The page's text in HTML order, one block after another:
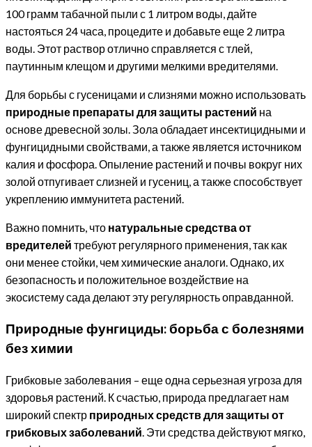
100 грамм табачной пыли с 1 литром воды, дайте
настояться 24 часа, процедите и добавьте еще 2 литра
воды. Этот раствор отлично справляется с тлей,
паутинным клещом и другими мелкими вредителями.
Для борьбы с гусеницами и слизнями можно использовать
природные препараты для защиты растений на
основе древесной золы. Зола обладает инсектицидными и
фунгицидными свойствами, а также является источником
калия и фосфора. Опыление растений и почвы вокруг них
золой отпугивает слизней и гусениц, а также способствует
укреплению иммунитета растений.
Важно помнить, что натуральные средства от
вредителей требуют регулярного применения, так как
они менее стойки, чем химические аналоги. Однако, их
безопасность и положительное воздействие на
экосистему сада делают эту регулярность оправданной.
Природные фунгициды: борьба с болезнями
без химии
Грибковые заболевания – еще одна серьезная угроза для
здоровья растений. К счастью, природа предлагает нам
широкий спектр природных средств для защиты от
грибковых заболеваний . Эти средства действуют мягко,